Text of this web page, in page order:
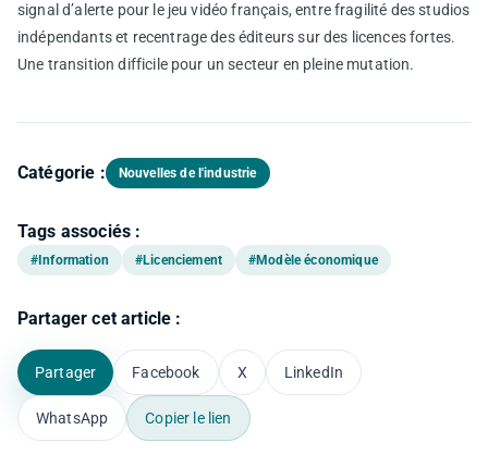
signal d’alerte pour le jeu vidéo français, entre fragilité des studios
indépendants et recentrage des éditeurs sur des licences fortes.
Une transition difficile pour un secteur en pleine mutation.
Catégorie : Nouvelles de l'industrie
Tags associés :
#Information #Licenciement #Modèle économique
Partager cet article :
Partager Facebook X LinkedIn
WhatsApp Copier le lien